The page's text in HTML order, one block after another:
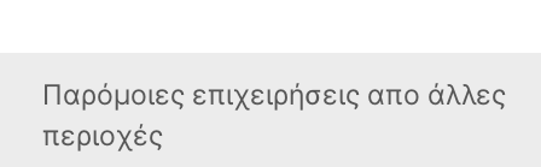
Παρόμοιες επιχειρήσεις απο άλλες
περιοχές